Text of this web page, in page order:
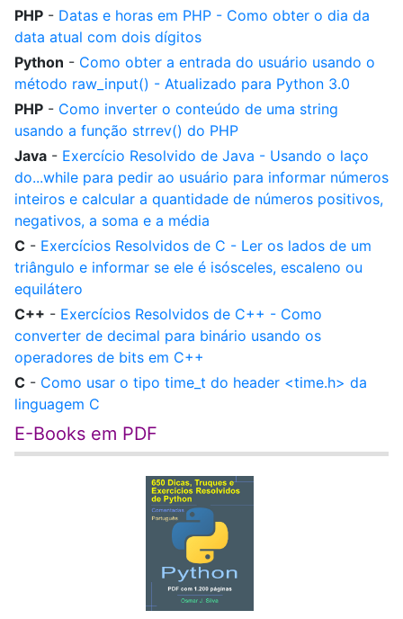
PHP - Datas e horas em PHP - Como obter o dia da
data atual com dois dígitos
Python - Como obter a entrada do usuário usando o
método raw_input() - Atualizado para Python 3.0
PHP - Como inverter o conteúdo de uma string
usando a função strrev() do PHP
Java - Exercício Resolvido de Java - Usando o laço
do...while para pedir ao usuário para informar números
inteiros e calcular a quantidade de números positivos,
negativos, a soma e a média
C - Exercícios Resolvidos de C - Ler os lados de um
triângulo e informar se ele é isósceles, escaleno ou
equilátero
C++ - Exercícios Resolvidos de C++ - Como
converter de decimal para binário usando os
operadores de bits em C++
C - Como usar o tipo time_t do header <time.h> da
linguagem C
E-Books em PDF